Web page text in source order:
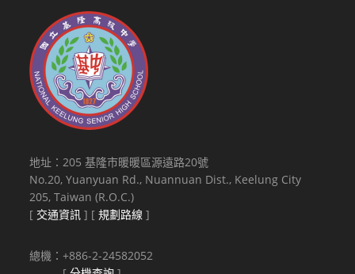
地址：205 基隆市暖暖區源遠路20號
No.20, Yuanyuan Rd., Nuannuan Dist., Keelung City
205, Taiwan (R.O.C.)
[ 交通資訊 ] [規劃路線 ]
總機：+886-2-24582052